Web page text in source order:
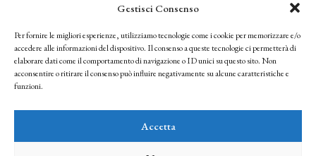
Gestisci Consenso
Per fornire le migliori esperienze, utilizziamo tecnologie come i cookie per memorizzare e/o
accedere alle informazioni del dispositivo. Il consenso a queste tecnologie ci permetterà di
elaborare dati come il comportamento di navigazione o ID unici su questo sito. Non
acconsentire o ritirare il consenso può influire negativamente su alcune caratteristiche e
funzioni.
Accetta
ISCRIVITI
Facendo clic per iscriverti, riconosci che le tue informazioni saranno trattate
seguendo la nostra Privacy Policy
© 2025 Istituto Matteucci. All right reserved
l’autorizzazione scritta dei proprietari dei diritti e dell’Istituto Matteucci